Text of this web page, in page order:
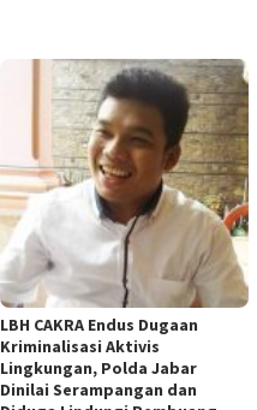
LBH CAKRA Endus Dugaan
Kriminalisasi Aktivis
Lingkungan, Polda Jabar
Dinilai Serampangan dan